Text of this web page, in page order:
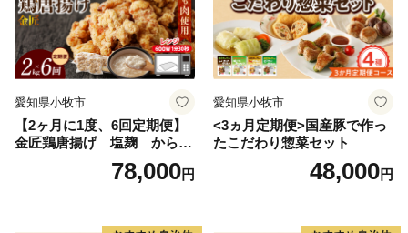
愛知県小牧市
【2ヶ月に1度、6回定期便】
金匠鶏唐揚げ 塩麹 からあ
78,000円
愛知県小牧市
<3ヵ月定期便>国産豚で作っ
たこだわり惣菜セット
48,000円